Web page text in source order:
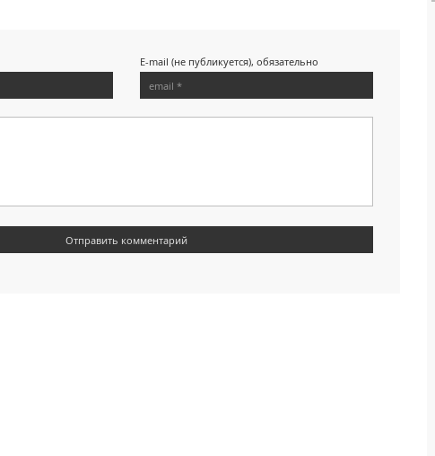
E-mail (не публикуется), обязательно